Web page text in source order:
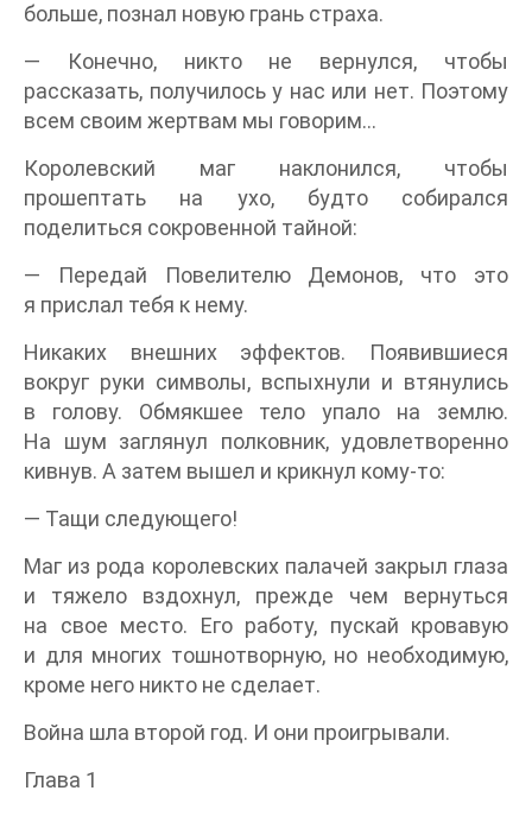
больше, познал новую грань страха.
— Конечно, никто не вернулся, чтобы
рассказать, получилось у нас или нет. Поэтому
всем своим жертвам мы говорим…
Королевский маг наклонился, чтобы
прошептать на ухо, будто собирался
поделиться сокровенной тайной:
— Передай Повелителю Демонов, что это
я прислал тебя к нему.
Никаких внешних эффектов. Появившиеся
вокруг руки символы, вспыхнули и втянулись
в голову. Обмякшее тело упало на землю.
На шум заглянул полковник, удовлетворенно
кивнув. А затем вышел и крикнул кому-то:
— Тащи следующего!
Маг из рода королевских палачей закрыл глаза
и тяжело вздохнул, прежде чем вернуться
на свое место. Его работу, пускай кровавую
и для многих тошнотворную, но необходимую,
кроме него никто не сделает.
Война шла второй год. И они проигрывали.
Глава 1